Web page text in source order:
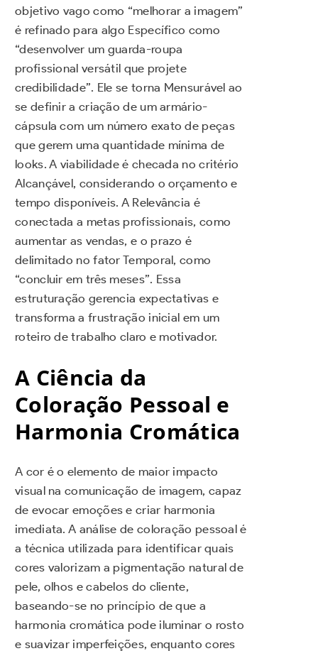
objetivo vago como “melhorar a imagem”
é refinado para algo Específico como
“desenvolver um guarda-roupa
profissional versátil que projete
credibilidade”. Ele se torna Mensurável ao
se definir a criação de um armário-
cápsula com um número exato de peças
que gerem uma quantidade mínima de
looks. A viabilidade é checada no critério
Alcançável, considerando o orçamento e
tempo disponíveis. A Relevância é
conectada a metas profissionais, como
aumentar as vendas, e o prazo é
delimitado no fator Temporal, como
“concluir em três meses”. Essa
estruturação gerencia expectativas e
transforma a frustração inicial em um
roteiro de trabalho claro e motivador.
A Ciência da
Coloração Pessoal e
Harmonia Cromática
A cor é o elemento de maior impacto
visual na comunicação de imagem, capaz
de evocar emoções e criar harmonia
imediata. A análise de coloração pessoal é
a técnica utilizada para identificar quais
cores valorizam a pigmentação natural de
pele, olhos e cabelos do cliente,
baseando-se no princípio de que a
harmonia cromática pode iluminar o rosto
e suavizar imperfeições, enquanto cores